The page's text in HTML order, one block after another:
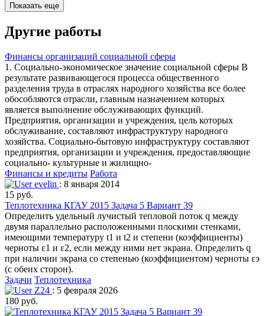
Показать еще
Другие работы
Финансы организаций социальной сферы
1. Социально-экономическое значение социальной сферы В
результате развивающегося процесса общественного
разделения труда в отраслях народного хозяйства все более
обособляются отрасли, главным назначением которых
является выполнение обслуживающих функций.
Предприятия, организации и учреждения, цель которых
обслуживание, составляют инфраструктуру народного
хозяйства. Социально-бытовую инфраструктуру составляют
предприятия, организации и учреждения, предоставляющие
социально- культурные и жилищно-
Финансы и кредиты Работа
evelin : 8 января 2014
15 руб.
Теплотехника КГАУ 2015 Задача 5 Вариант 39
Определить удельный лучистый тепловой поток q между
двумя параллельно расположенными плоскими стенками,
имеющими температуру t1 и t2 и степени (коэффициенты)
черноты ε1 и ε2, если между ними нет экрана. Определить q
при наличии экрана со степенью (коэффициентом) черноты εэ
(с обеих сторон).
Задачи Теплотехника
Z24 : 5 февраля 2026
180 руб.